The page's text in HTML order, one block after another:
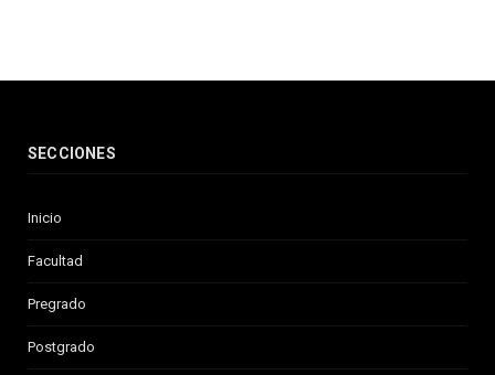
SECCIONES
Inicio
Facultad
Pregrado
Postgrado